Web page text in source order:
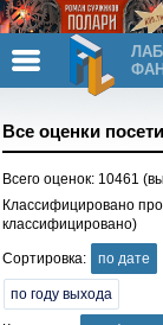
Все оценки
Всего оценок: 10461
Классифицировано
классифицировано)
Сортировка: по дате
по году выхода